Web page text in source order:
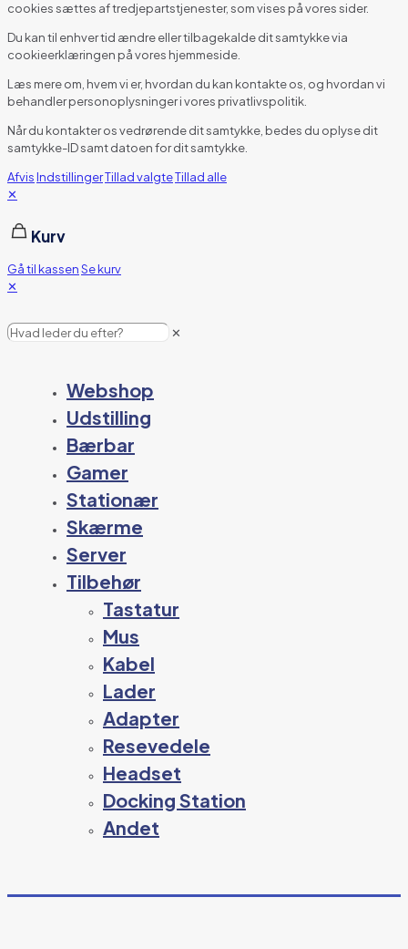
cookies sættes af tredjepartstjenester, som vises på vores sider.
Du kan til enhver tid ændre eller tilbagekalde dit samtykke via
cookieerklæringen på vores hjemmeside.
Læs mere om, hvem vi er, hvordan du kan kontakte os, og hvordan vi
behandler personoplysninger i vores privatlivspolitik.
Når du kontakter os vedrørende dit samtykke, bedes du oplyse dit
samtykke-ID samt datoen for dit samtykke.
AfvisIndstillingerTillad valgteTillad alle
✕
Kurv
Gå til kassenSe kurv
✕
✕
Webshop
Udstilling
Bærbar
Gamer
Stationær
Skærme
Server
Tilbehør
Tastatur
Mus
Kabel
Lader
Adapter
Resevedele
Headset
Docking Station
Andet